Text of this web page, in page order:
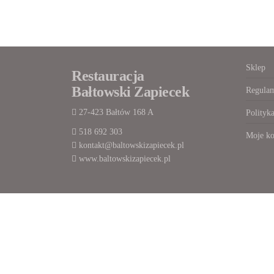
Restauracja
Bałtowski Zapiecek
27-423 Bałtów 168 A
518 692 303
kontakt@baltowskizapiecek.pl
www.baltowskizapiecek.pl
Sklep
Moje